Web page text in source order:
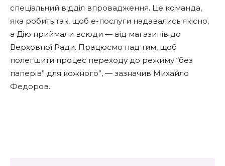
спеціальний відділ впровадження. Це команда,
яка робить так, щоб е-послуги надавались якісно,
а Дію приймали всюди — від магазинів до
Верховної Ради. Працюємо над тим, щоб
полегшити процес переходу до режиму “без
паперів” для кожного”, — зазначив Михайло
Федоров.